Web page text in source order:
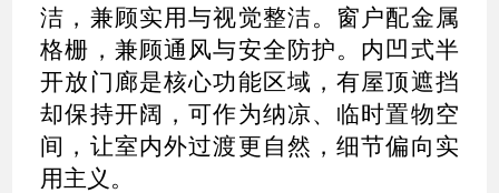
洁，兼顾实用与视觉整洁。窗户配金属
格栅，兼顾通风与安全防护。内凹式半
开放门廊是核心功能区域，有屋顶遮挡
却保持开阔，可作为纳凉、临时置物空
间，让室内外过渡更自然，细节偏向实
用主义。